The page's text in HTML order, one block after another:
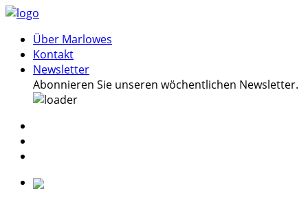
Über Marlowes
Kontakt
Newsletter
Abonnieren Sie unseren wöchentlichen Newsletter.